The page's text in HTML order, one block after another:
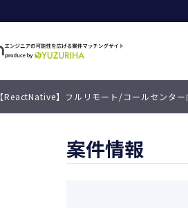
【ReactNative】フルリモート/コールセンタ
案件情報